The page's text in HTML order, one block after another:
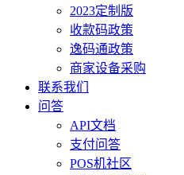
2023定制版
收款码政策
逸码通政策
商家设备采购
联系我们
问答
API文档
支付问答
POS机社区